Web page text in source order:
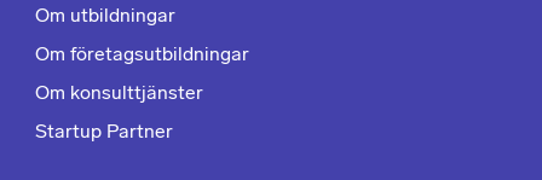
Om utbildningar
Om företagsutbildningar
Om konsulttjänster
Startup Partner